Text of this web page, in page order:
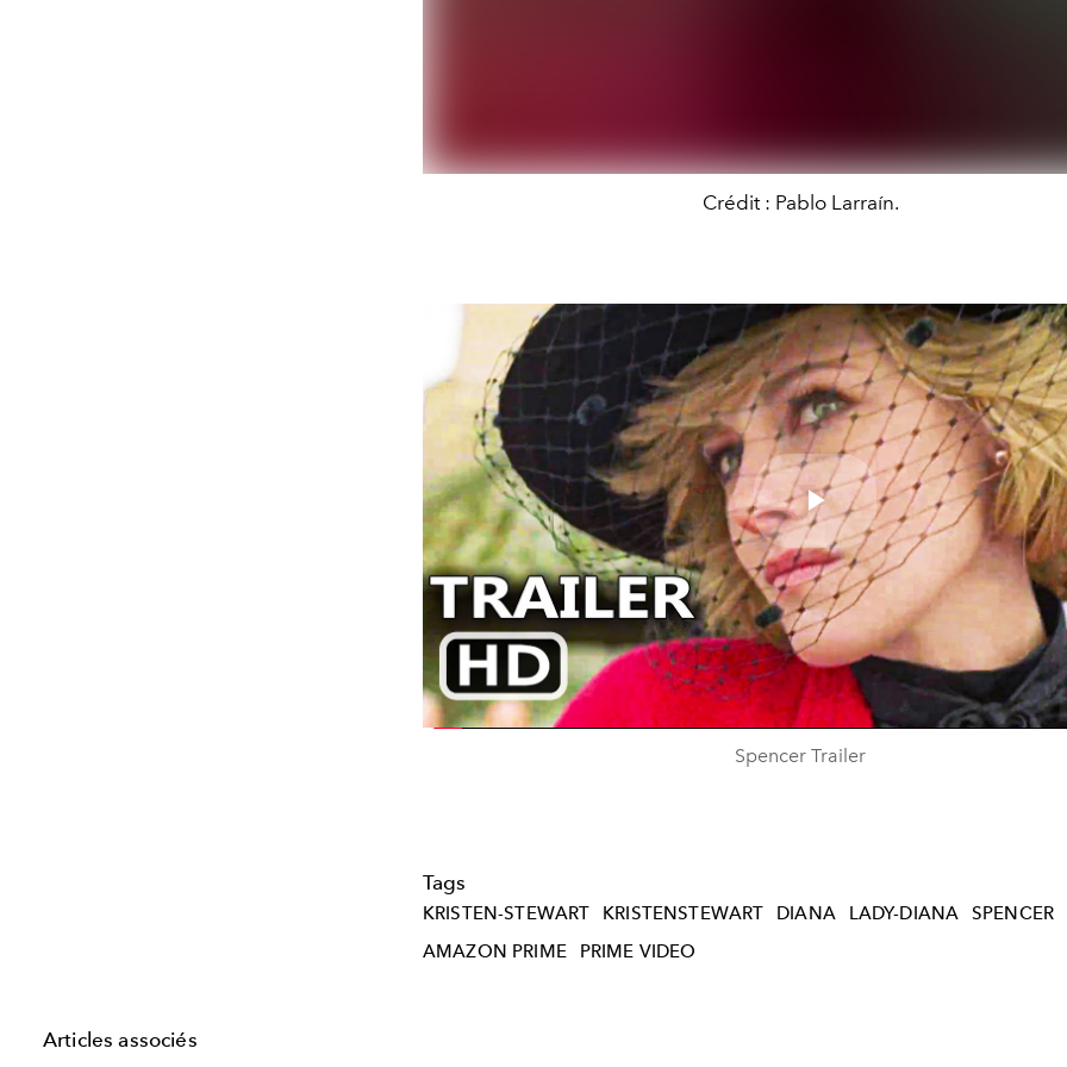
Crédit : Pablo Larraín.
Play
Video
Spencer Trailer
Tags
KRISTEN-STEWART KRISTENSTEWART DIANA LADY-DIANA
SPENCER
AMAZON PRIME
PRIME VIDEO
Articles associés